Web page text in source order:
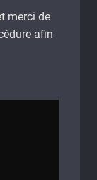
merci de
afin